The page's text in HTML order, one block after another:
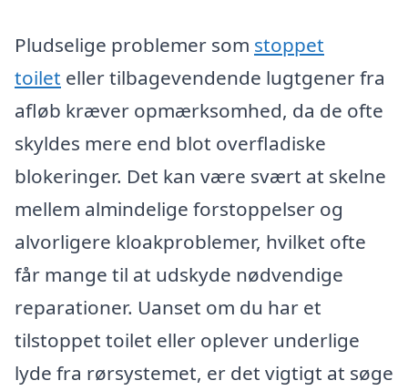
Pludselige problemer som stoppet
toilet eller tilbagevendende lugtgener fra
afløb kræver opmærksomhed, da de ofte
skyldes mere end blot overfladiske
blokeringer. Det kan være svært at skelne
mellem almindelige forstoppelser og
alvorligere kloakproblemer, hvilket ofte
får mange til at udskyde nødvendige
reparationer. Uanset om du har et
tilstoppet toilet eller oplever underlige
lyde fra rørsystemet, er det vigtigt at søge